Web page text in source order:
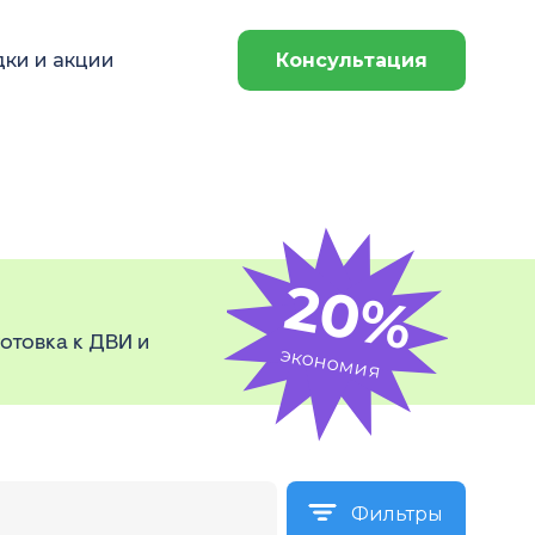
и акции Консультация
20%
экономия
к ДВИ и
Фильтры